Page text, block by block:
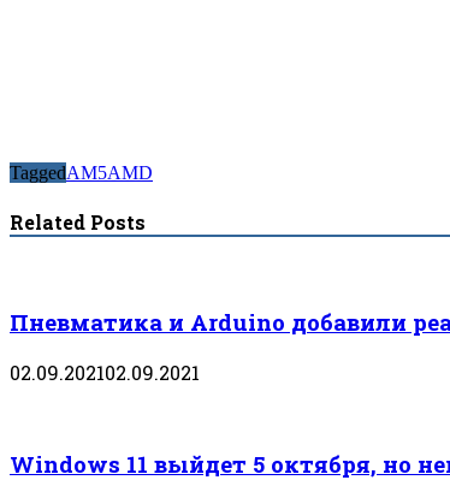
TaggedAM5AMD
Related Posts
Пневматика и Arduino добавили
02.09.202102.09.2021
Windows 11 выйдет 5 октября, но